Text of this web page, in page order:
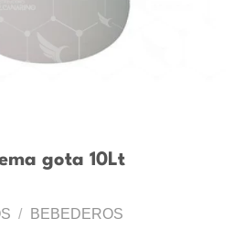
gota 10Lt
/ BEBEDEROS